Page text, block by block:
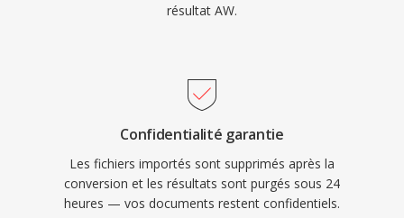
résultat AW.
Confidentialité garantie
Les fichiers importés sont supprimés après la
conversion et les résultats sont purgés sous 24
heures — vos documents restent confidentiels.